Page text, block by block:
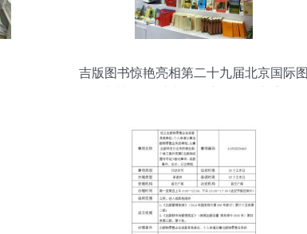
吉版图书惊艳亮相第二十九届北京国际图